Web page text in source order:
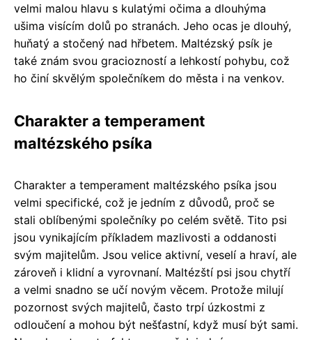
velmi malou hlavu s kulatými očima a dlouhýma
ušima visícím dolů po stranách. Jeho ocas je dlouhý,
huňatý a stočený nad hřbetem. Maltézský psík je
také znám svou graciozností a lehkostí pohybu, což
ho činí skvělým společníkem do města i na venkov.
Charakter a temperament
maltézského psíka
Charakter a temperament maltézského psíka jsou
velmi specifické, což je jedním z důvodů, proč se
stali oblíbenými společníky po celém světě. Tito psi
jsou vynikajícím příkladem mazlivosti a oddanosti
svým majitelům. Jsou velice aktivní, veselí a hraví, ale
zároveň i klidní a vyrovnaní. Maltézští psi jsou chytří
a velmi snadno se učí novým věcem. Protože milují
pozornost svých majitelů, často trpí úzkostmi z
odloučení a mohou být nešťastní, když musí být sami.